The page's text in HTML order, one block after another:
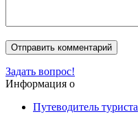
Задать вопрос!
Информация о
Путеводитель туриста